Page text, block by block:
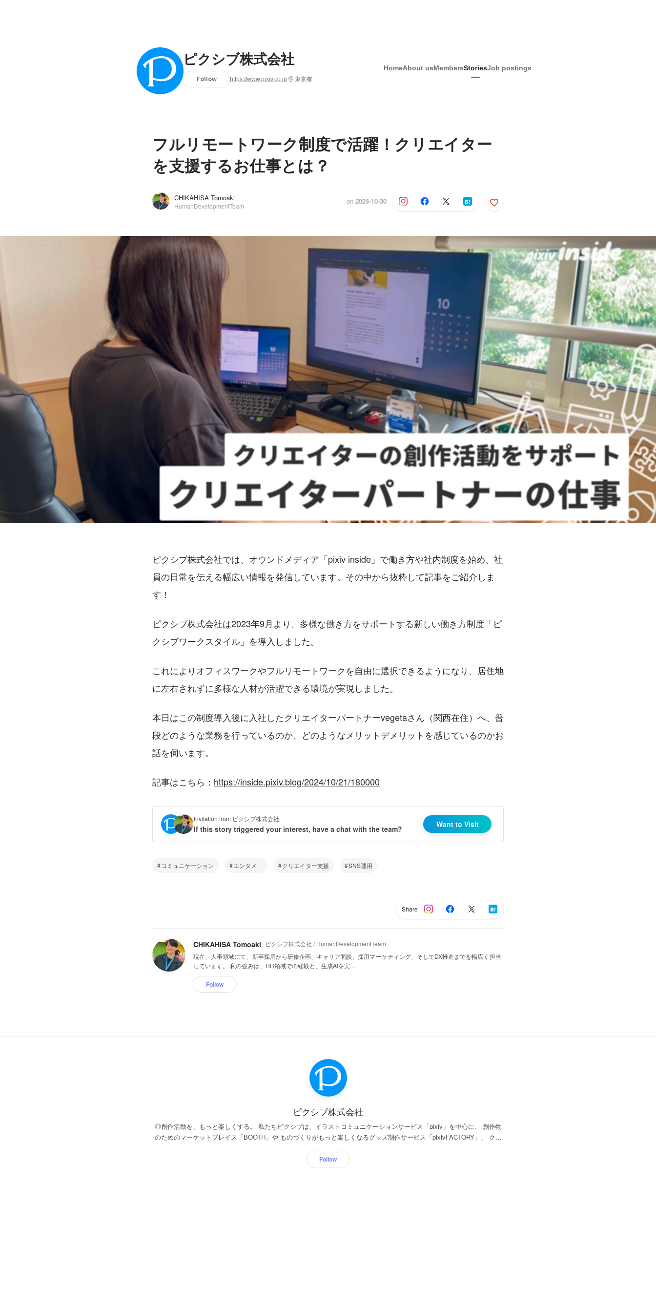
ピクシブ株式会社
Follow https://www.pixiv.co.jp 東京都
HomeAbout usMembersStoriesJob postings
フルリモートワーク制度で活躍！クリエイター
を支援するお仕事とは？
CHIKAHISA Tomoaki
HumanDevelopmentTeam
on 2024-10-30
ピクシブ株式会社では、オウンドメディア「pixiv inside」で働き方や社内制度を始め、社
員の日常を伝える幅広い情報を発信しています。その中から抜粋して記事をご紹介しま
す！
ピクシブ株式会社は2023年9月より、多様な働き方をサポートする新しい働き方制度「ピ
クシブワークスタイル」を導入しました。
これによりオフィスワークやフルリモートワークを自由に選択できるようになり、居住地
に左右されずに多様な人材が活躍できる環境が実現しました。
本日はこの制度導入後に入社したクリエイターパートナーvegetaさん（関西在住）へ、普
段どのような業務を行っているのか、どのようなメリットデメリットを感じているのかお
話を伺います。
記事はこちら： https://inside.pixiv.blog/2024/10/21/180000
Invitation from ピクシブ株式会社
If this story triggered your interest, have a chat with the team? Want to Visit
CHIKAHISA Tomoaki
コミュニケーション エンタメ クリエイター支援 SNS運用
Share
CHIKAHISA Tomoaki
ピクシブ株式会社 / HumanDevelopmentTeam
現在、人事領域にて、新卒採用から研修企画、キャリア面談、採用マーケティング、そしてDX推進までを幅広く担当
しています。 私の強みは、HR領域での経験と、生成AIを実...
Follow
ピクシブ株式会社
◎創作活動を、もっと楽しくする。 私たちピクシブは、イラストコミュニケーションサービス「pixiv」を中心に、 創作物
のためのマーケットプレイス「BOOTH」や ものづくりがもっと楽しくなるグッズ制作サービス「pixivFACTORY」、 クリ
成できる「VRoid」など、多様なサービスを開発しています。 ◎世界中のクリエイターを支えるプラットフォームへ 基幹サ
ービスである「pixiv」は現在登録ユーザー数が1億を超え、その内半分以上が海外からのアクセスと巨大なグローバルサー
Follow